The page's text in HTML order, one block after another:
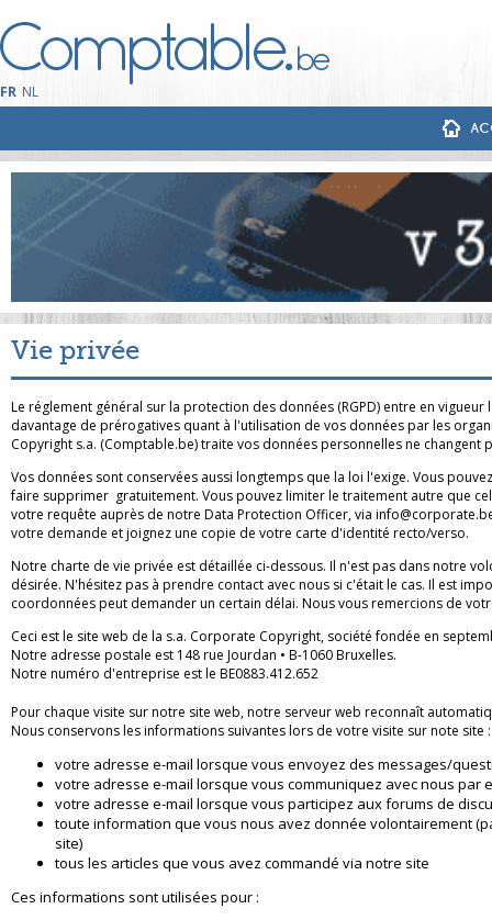
FR NL
Vie privée
Le réglement général sur la protection des données (RGPD) entre en
davantage de prérogatives quant à l'utilisation de vos données par les
Copyright s.a. (Comptable.be) traite vos données personnelles ne changent
Vos données sont conservées aussi longtemps que la loi l'exige. Vous
faire supprimer gratuitement. Vous pouvez limiter le traitement autre que
votre requête auprès de notre Data Protection Officer, via
votre demande et joignez une copie de votre carte d'identité recto/verso.
Notre charte de vie privée est détaillée ci-dessous. Il n'est pas dans notre
désirée. N'hésitez pas à prendre contact avec nous si c'était le cas. Il est
coordonnées peut demander un certain délai. Nous vous remercions de
Ceci est le site web de la s.a. Corporate Copyright, société fondée en
Notre adresse postale est 148 rue Jourdan • B-1060 Bruxelles.
Notre numéro d'entreprise est le BE0883.412.652
Pour chaque visite sur notre site web, notre serveur web reconnaît
Nous conservons les informations suivantes lors de votre visite sur note site :
votre adresse e-mail lorsque vous envoyez des messages/
votre adresse e-mail lorsque vous communiquez avec nous par
votre adresse e-mail lorsque vous participez aux forums de
toute information que vous nous avez donnée volontairement
site)
tous les articles que vous avez commandé via notre site
Ces informations sont utilisées pour :